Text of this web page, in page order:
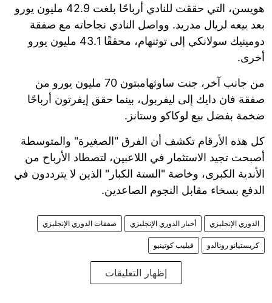
هويسن، التي حققت للنادي أرباحًا بلغت 42.9 مليون يورو
بعد بيعه لريال مدريد. وواصل النادي نجاحاته مع صفقة
دومينيك سولانكي إلى توتنهام، محققًا 43.1 مليون يورو
أخرى.
من جانب آخر، جنت ساوثهامبتون 70 مليون يورو من
صفقة فان دايك إلى ليفربول، بينما حقق إيفرتون أرباحًا
ضخمة بفضل بيع لوكاكو وستانز.
كل هذه الأرقام تكشف أن الفرق "الصغيرة" والمتوسطة
أصبحت تجيد الاستثمار في اللاعبين، لتصطاد الأرباح من
الأندية الكبرى، وخاصة "الستة الكبار" الذين لا يترددون في
الدفع بسخاء مقابل النجوم الصاعدين.
الدوري الإنجليزي أخبار الدوري الإنجليزي صفقات الدوري الإنجليزي
كريستيانو رونالدو فيليب كوتينيو
إظهار التعليقات